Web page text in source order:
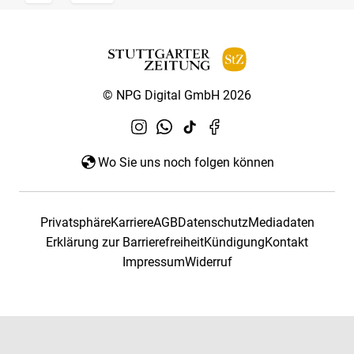
© NPG Digital GmbH 2026
Wo Sie uns noch folgen können
PrivatsphäreKarriereAGBDatenschutzMediadaten
Erklärung zur BarrierefreiheitKündigungKontakt
ImpressumWiderruf